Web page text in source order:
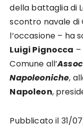
della battaglia di
scontro navale di
l’occasione – ha
Luigi Pignocca
Comune all’
Napoleoniche,
Napoleon,
Pubblicato il 31/